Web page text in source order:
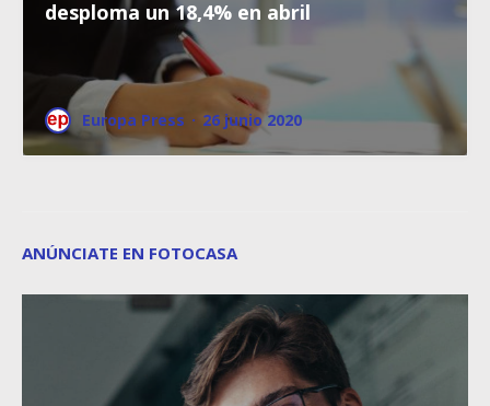
desploma un 18,4% en abril
Europa Press · 26 junio 2020
ANÚNCIATE EN FOTOCASA